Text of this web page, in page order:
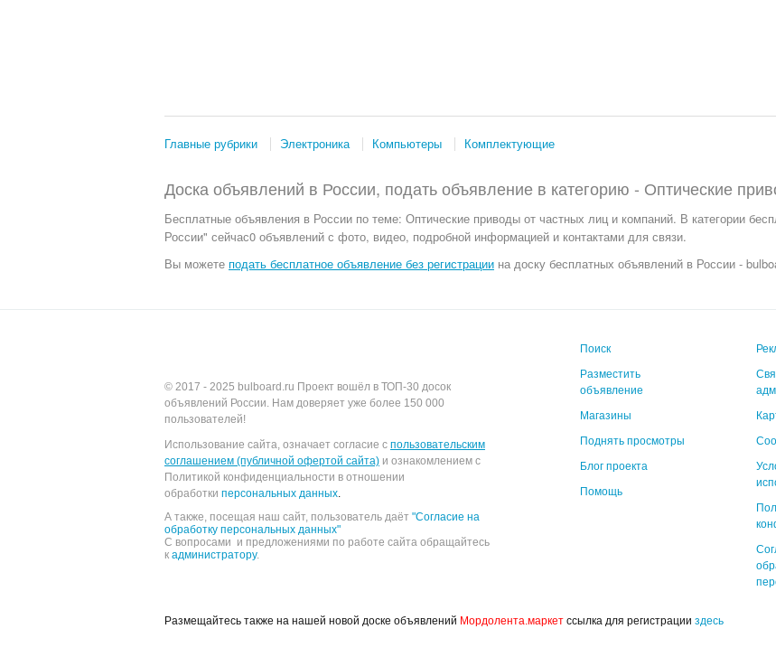
Главные рубрики Электроника Компьютеры Комплектующие
Доска объявлений в России, подать объявление в категорию - Оптические
Бесплатные объявления в России по теме: Оптические приводы от частных лиц и компаний. В категории
России" сейчас0 объявлений с фото, видео, подробной информацией и контактами для связи.
Вы можете подать бесплатное объявление без регистрации на доску бесплатных объявлений в России -
© 2017 - 2025 bulboard.ru Проект вошёл в ТОП-30 досок
объявлений России. Нам доверяет уже более 150 000
пользователей!
Использование сайта, означает согласие с пользовательским
соглашением (публичной офертой сайта) и ознакомлением с
Политикой конфиденциальности в отношении
обработки персональных данных.
А также, посещая наш сайт, пользователь даёт "Согласие на
обработку персональных данных"
С вопросами и предложениями по работе сайта обращайтесь
к администратору.
Поиск
Разместить
объявление
Магазины
Поднять просмотры
Блог проекта
Помощь
Размещайтесь также на нашей новой доске объявлений Мордолента.маркет ссылка для регистрации здесь